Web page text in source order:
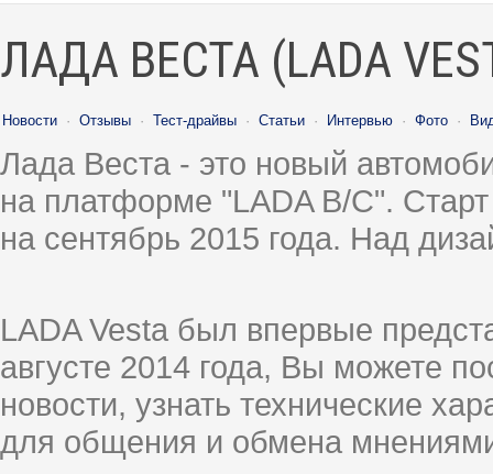
ЛАДА ВЕСТА (LADA
Новости · Отзывы · Тест-драйвы · Статьи · Интервью · Фото ·
Лада Веста - это новый
на платформе "LADA B/C".
на сентябрь 2015 года. Над
LADA Vesta был впервые
августе 2014 года, Вы можете
новости, узнать технические
для общения и обмена